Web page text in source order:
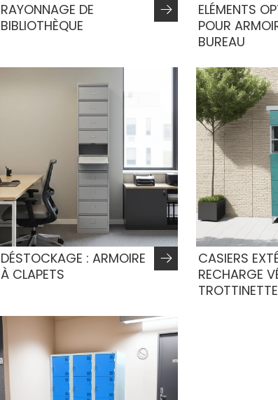
RAYONNAGE DE
BIBLIOTHÈQUE
ELÉMENTS
POUR
BUREAU
DÉSTOCKAGE : ARMOIRE
À CLAPETS
CASIERS
RECHARGE